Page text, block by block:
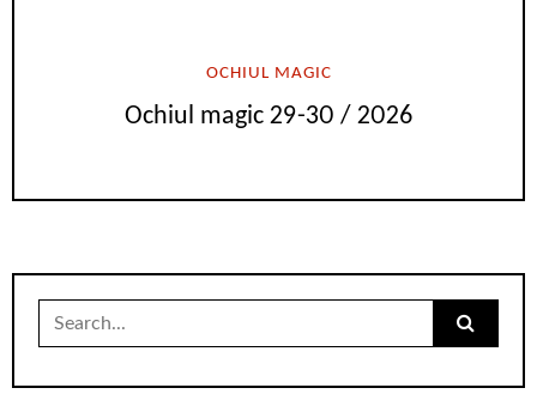
OCHIUL MAGIC
Ochiul magic 29-30 / 2026
Search